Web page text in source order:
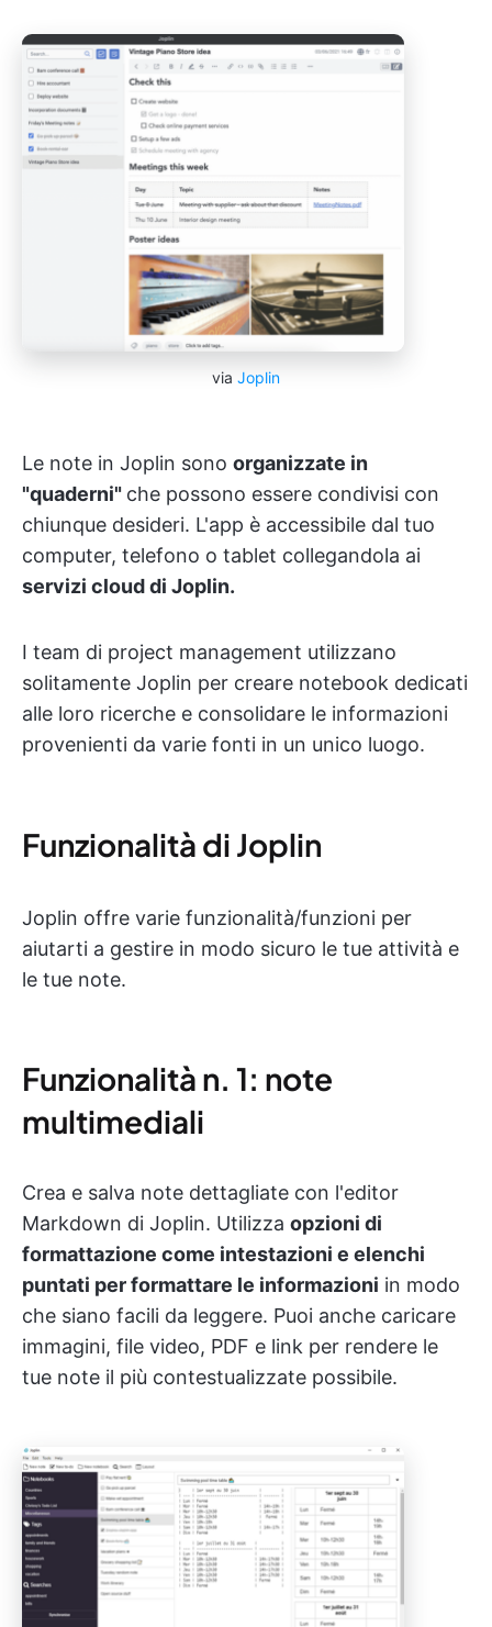
via Joplin
Le note in Joplin sono organizzate in
"quaderni" che possono essere condivisi con
chiunque desideri. L'app è accessibile dal tuo
computer, telefono o tablet collegandola ai
servizi cloud di Joplin.
I team di project management utilizzano
solitamente Joplin per creare notebook dedicati
alle loro ricerche e consolidare le informazioni
provenienti da varie fonti in un unico luogo.
Funzionalità di Joplin
Joplin offre varie funzionalità/funzioni per
aiutarti a gestire in modo sicuro le tue attività e
le tue note.
Funzionalità n. 1: note
multimediali
Crea e salva note dettagliate con l'editor
Markdown di Joplin. Utilizza opzioni di
formattazione come intestazioni e elenchi
puntati per formattare le informazioni in modo
che siano facili da leggere. Puoi anche caricare
immagini, file video, PDF e link per rendere le
tue note il più contestualizzate possibile.